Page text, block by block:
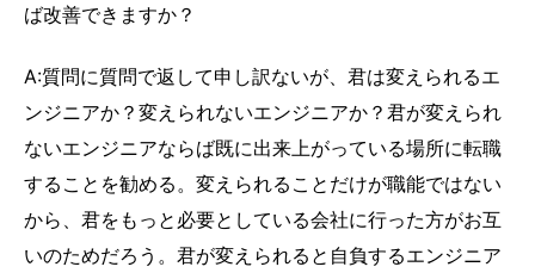
ば改善できますか？
A:質問に質問で返して申し訳ないが、君は変えられるエ
ンジニアか？変えられないエンジニアか？君が変えられ
ないエンジニアならば既に出来上がっている場所に転職
することを勧める。変えられることだけが職能ではない
から、君をもっと必要としている会社に行った方がお互
いのためだろう。君が変えられると自負するエンジニア